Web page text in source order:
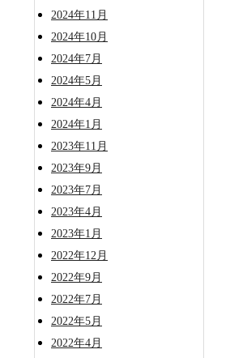
2024年11月
2024年10月
2024年7月
2024年5月
2024年4月
2024年1月
2023年11月
2023年9月
2023年7月
2023年4月
2023年1月
2022年12月
2022年9月
2022年7月
2022年5月
2022年4月